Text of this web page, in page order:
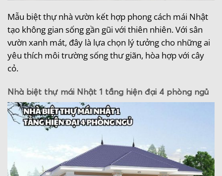
Mẫu biệt thự nhà vườn kết hợp phong cách mái Nhật
tạo không gian sống gần gũi với thiên nhiên. Với sân
vườn xanh mát, đây là lựa chọn lý tưởng cho những ai
yêu thích môi trường sống thư giãn, hòa hợp với cây
cỏ.
Nhà biệt thự mái Nhật 1 tầng hiện đại 4 phòng ngủ